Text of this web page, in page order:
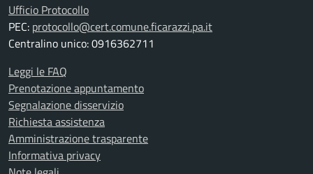
Ufficio Protocollo
PEC: protocollo@cert.comune.ficarazzi.pa.it
Centralino unico: 0916362711
Leggi le FAQ
Prenotazione appuntamento
Segnalazione disservizio
Richiesta assistenza
Amministrazione trasparente
Informativa privacy